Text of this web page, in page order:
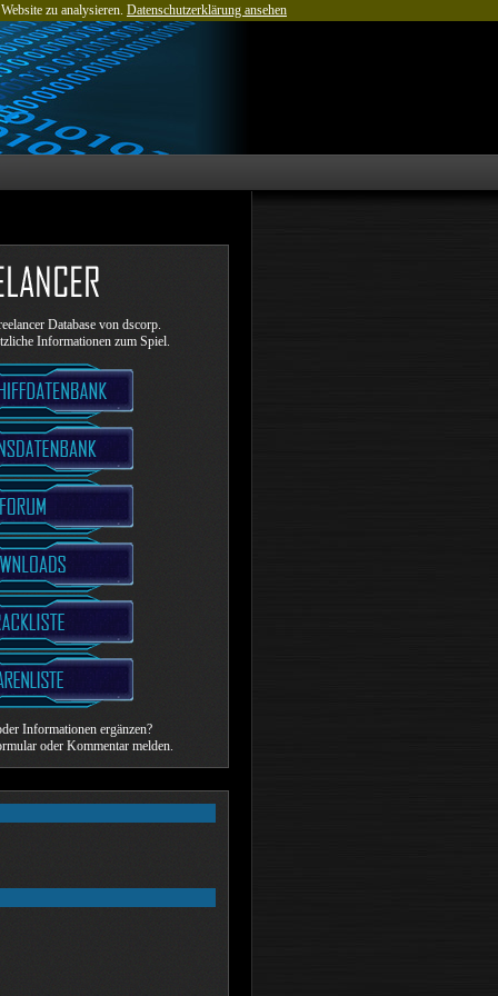
zu analysieren. Datenschutzerklärung ansehen
Database von dscorp.
Informationen zum Spiel.
Informationen ergänzen?
oder Kommentar melden.